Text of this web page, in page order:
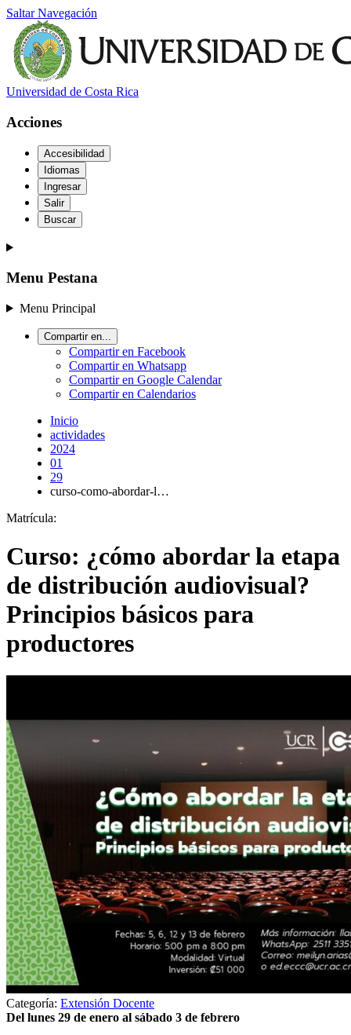
Saltar Navegación
Universidad de Costa Rica
Acciones
Accesibilidad
Idiomas
Ingresar
Salir
Buscar
Menu Pestana
Menu Principal
Compartir en...
Compartir en Facebook
Compartir en Whatsapp
Compartir en Google Calendar
Compartir en Calendarios
Inicio
actividades
2024
01
29
curso-como-abordar-l…
Matrícula:
Curso: ¿cómo abordar la etapa
de distribución audiovisual?
Principios básicos para
productores
Categoría: Extensión Docente
Del lunes 29 de enero al sábado 3 de febrero